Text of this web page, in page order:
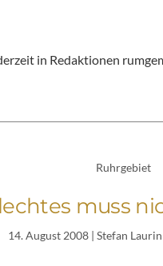
in Redaktionen
Ruhrgebiet
muss
14. August 2008 | Stefan Laurin